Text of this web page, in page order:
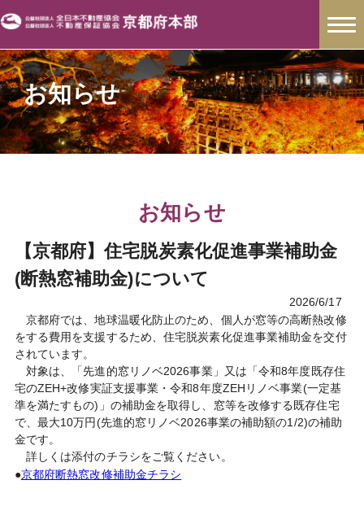
お知らせ
お知らせ
【京都府】住宅脱炭素化促進事業補助金
(断熱窓補助金)について
2026/6/17
京都府では、地球温暖化防止のため、個人が窓等の高断熱改修
をする費用を支援するため、住宅脱炭素化促進事業補助金を交付
されています。
対象は、「先進的窓リノベ2026事業」又は「令和8年度既存住
宅のZEH+改修実証支援事業・令和8年度ZEHリノベ事業(一定基
準を満たすもの)」の補助金を取得し、窓等を改修する既存住宅
で、最大10万円(先進的窓リノベ2026事業の補助額の1/2)の補助
金です。
詳しくは添付のチラシをご覧ください。
●京都府断熱窓改修補助金チラシ